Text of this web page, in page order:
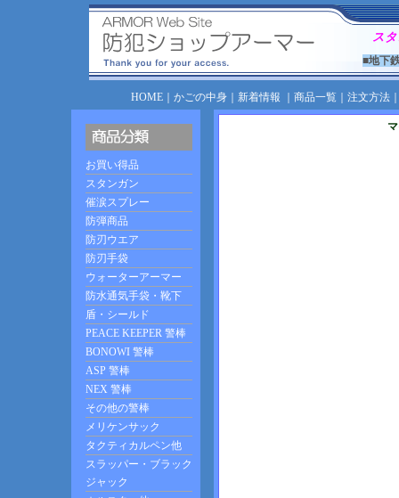
ス
■地下
HOME｜ かごの中身｜ 新着情報 商品一覧｜ 注文方法